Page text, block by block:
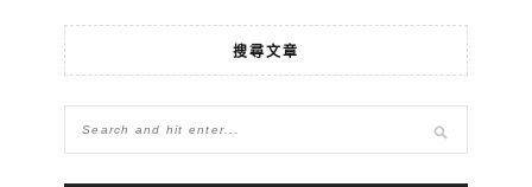
搜尋文章